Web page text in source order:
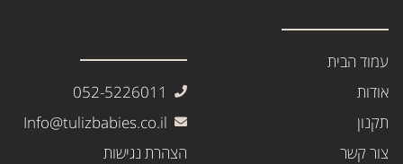
עמוד הבית
אודות
תקנון
צור קשר
052-5226011
Info@tulizbabies.co.il
הצהרת נגישות